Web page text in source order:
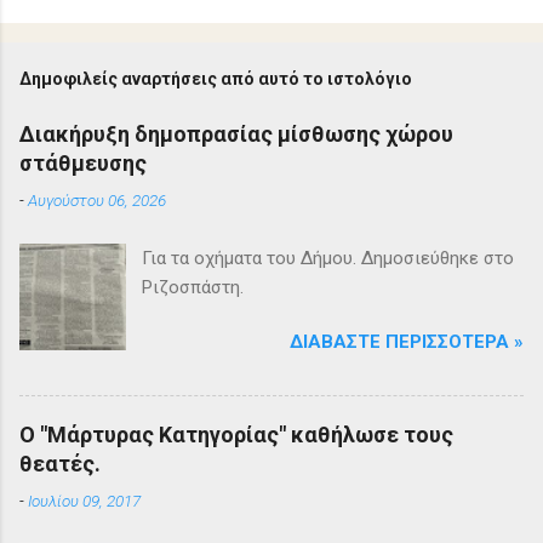
Δημοφιλείς αναρτήσεις από αυτό το ιστολόγιο
Διακήρυξη δημοπρασίας μίσθωσης χώρου
στάθμευσης
-Αυγούστου 06, 2026
Για τα οχήματα του Δήμου. Δημοσιεύθηκε στο
Ριζοσπάστη.
ΔΙΑΒΆΣΤΕ ΠΕΡΙΣΣΌΤΕΡΑ »
Ο "Μάρτυρας Κατηγορίας" καθήλωσε τους
θεατές.
-Ιουλίου 09, 2017